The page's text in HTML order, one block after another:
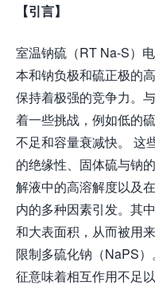
【引言】
室温钠硫（RT Na-S）
本和钠负极和硫正极的
保持着极强的竞争力。
着一些挑战，例如低的
不足和容量衰减快。 这
的绝缘性、固体硫与钠
解液中的高溶解度以及
内的多种因素引发。其
和大表面积，从而被用
限制多硫化钠（NaPS
征意味着相互作用不足